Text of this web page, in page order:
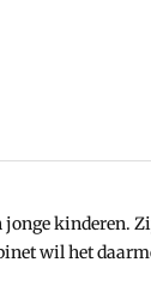
jonge kinderen.
wil het